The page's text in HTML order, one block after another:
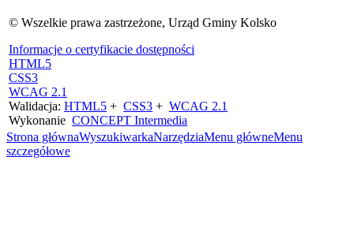
© Wszelkie prawa zastrzeżone, Urząd Gminy Kolsko
Informacje o certyfikacie dostępności
HTML5
CSS3
WCAG 2.1
Walidacja: HTML5 + CSS3 + WCAG 2.1
Wykonanie CONCEPT Intermedia
Strona głównaWyszukiwarkaNarzędziaMenu główneMenu
szczegółowe